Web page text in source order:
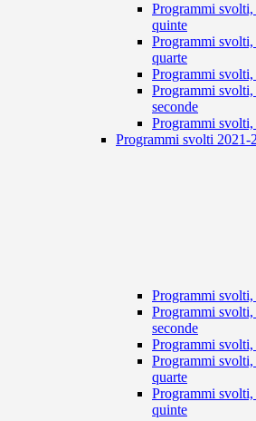
Programmi
quinte
Programmi
quarte
Programmi
Programmi
seconde
Programmi
Programmi svolti 2021-
Programmi
Programmi
seconde
Programmi
Programmi
quarte
Programmi
quinte